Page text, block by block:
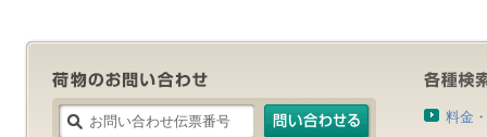
料金